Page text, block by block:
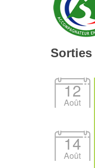
12
Août
14
Août